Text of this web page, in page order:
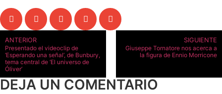
ANTERIOR
Presentado el videoclip de
‘Esperando una señal’, de Bunbury,
tema central de ‘El universo de
Óliver’
SIGUIENTE
Giuseppe Tornatore nos acerca a
la figura de Ennio Morricone
DEJA UN COMENTARIO